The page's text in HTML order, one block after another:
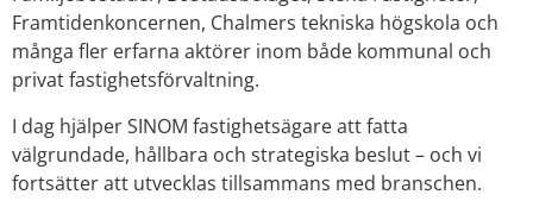
Framtidenkoncernen, Chalmers tekniska högskola och
många fler erfarna aktörer inom både kommunal och
privat fastighetsförvaltning.
I dag hjälper SINOM fastighetsägare att fatta
välgrundade, hållbara och strategiska beslut – och vi
fortsätter att utvecklas tillsammans med branschen.